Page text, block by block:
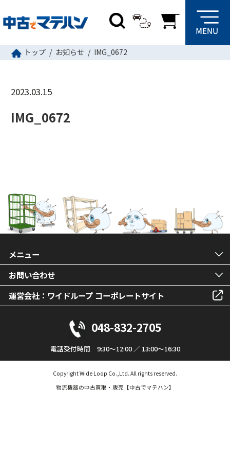
トップ お知らせ IMG_0672
2023.03.15
IMG_0672
メニュー
お問い合わせ
運営会社：ワイドループ コーポレートサイト
048-832-2705
電話受付時間 9:30～12:00 ／ 13:00～16:30
Copyright Wide Loop Co.,Ltd. All rights reserved.
物流機器の中古買取・販売【中古でマテハン】